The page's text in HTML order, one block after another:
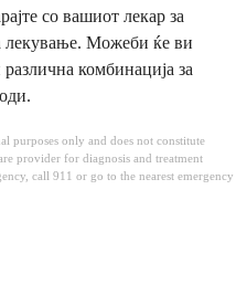
со вашиот лекар за
лекување. Можеби ќе ви
комбинација за
purposes only and does not constitute
provider for diagnosis and treatment
call 911 or go to the nearest emergency